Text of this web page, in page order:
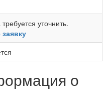
уточнить.
о